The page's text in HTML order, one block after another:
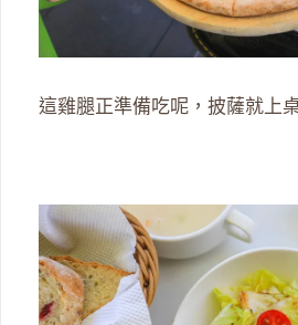
這雞腿正準備吃呢，披薩就上